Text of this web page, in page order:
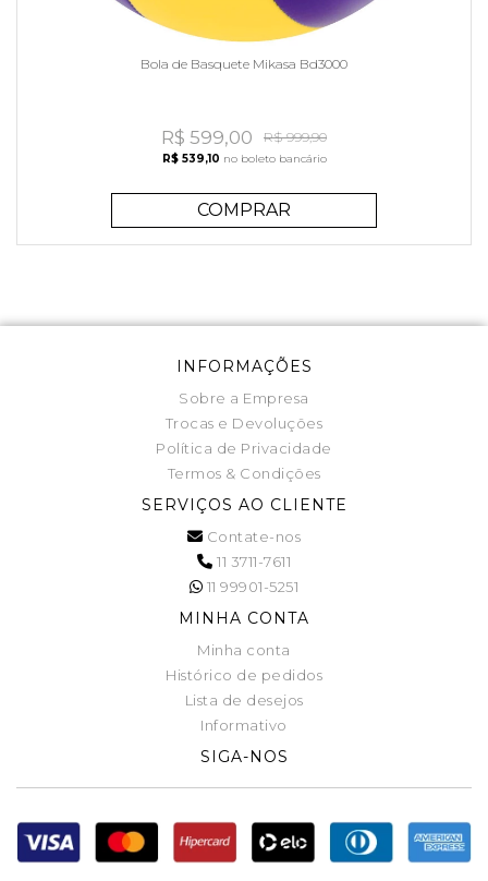
Bola de Basquete Mikasa Bd3000
R$ 599,00 R$ 999,90
R$ 539,10 no boleto bancário
COMPRAR
INFORMAÇÕES
Sobre a Empresa
Trocas e Devoluções
Política de Privacidade
Termos & Condições
SERVIÇOS AO CLIENTE
Contate-nos
11 3711-7611
11 99901-5251
MINHA CONTA
Minha conta
Histórico de pedidos
Lista de desejos
Informativo
SIGA-NOS